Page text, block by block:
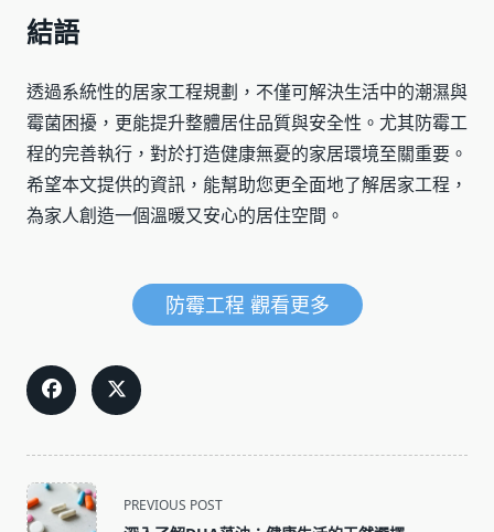
結語
透過系統性的居家工程規劃，不僅可解決生活中的潮濕與
霉菌困擾，更能提升整體居住品質與安全性。尤其防霉工
程的完善執行，對於打造健康無憂的家居環境至關重要。
希望本文提供的資訊，能幫助您更全面地了解居家工程，
為家人創造一個溫暖又安心的居住空間。
防霉工程 觀看更多
<span
class="nav-
PREVIOUS POST